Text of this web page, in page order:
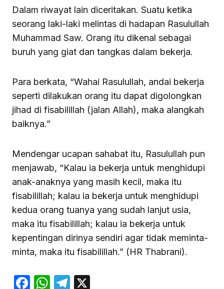
Dalam riwayat lain diceritakan. Suatu ketika
seorang laki-laki melintas di hadapan Rasulullah
Muhammad Saw. Orang itu dikenal sebagai
buruh yang giat dan tangkas dalam bekerja.
Para berkata, “Wahai Rasulullah, andai bekerja
seperti dilakukan orang itu dapat digolongkan
jihad di fisabilillah (jalan Allah), maka alangkah
baiknya.”
Mendengar ucapan sahabat itu, Rasulullah pun
menjawab, “Kalau ia bekerja untuk menghidupi
anak-anaknya yang masih kecil, maka itu
fisabilillah; kalau ia bekerja untuk menghidupi
kedua orang tuanya yang sudah lanjut usia,
maka itu fisabilillah; kalau ia bekerja untuk
kepentingan dirinya sendiri agar tidak meminta-
minta, maka itu fisabilillah.” (HR Thabrani).
Facebook
WhatsApp
Telegram